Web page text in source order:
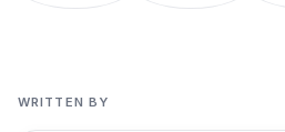
WRITTEN BY